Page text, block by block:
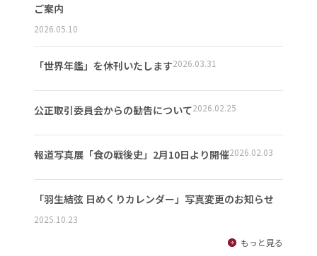
ご案内
2026.05.10
「世界年鑑」を休刊いたします2026.03.31
公正取引委員会からの勧告について2026.02.25
報道写真展「食の戦後史」2月10日より開催2026.02.03
「羽生結弦 日めくりカレンダー」写真変更のお知らせ
2025.10.23
もっと見る